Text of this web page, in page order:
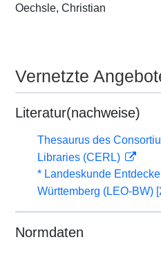
Oechsle, Christian
Vernetzte
Literatur(nachweise)
Thesaurus des
Libraries (CERL)
* Landeskunde
Württemberg (LEO-BW)
Normdaten